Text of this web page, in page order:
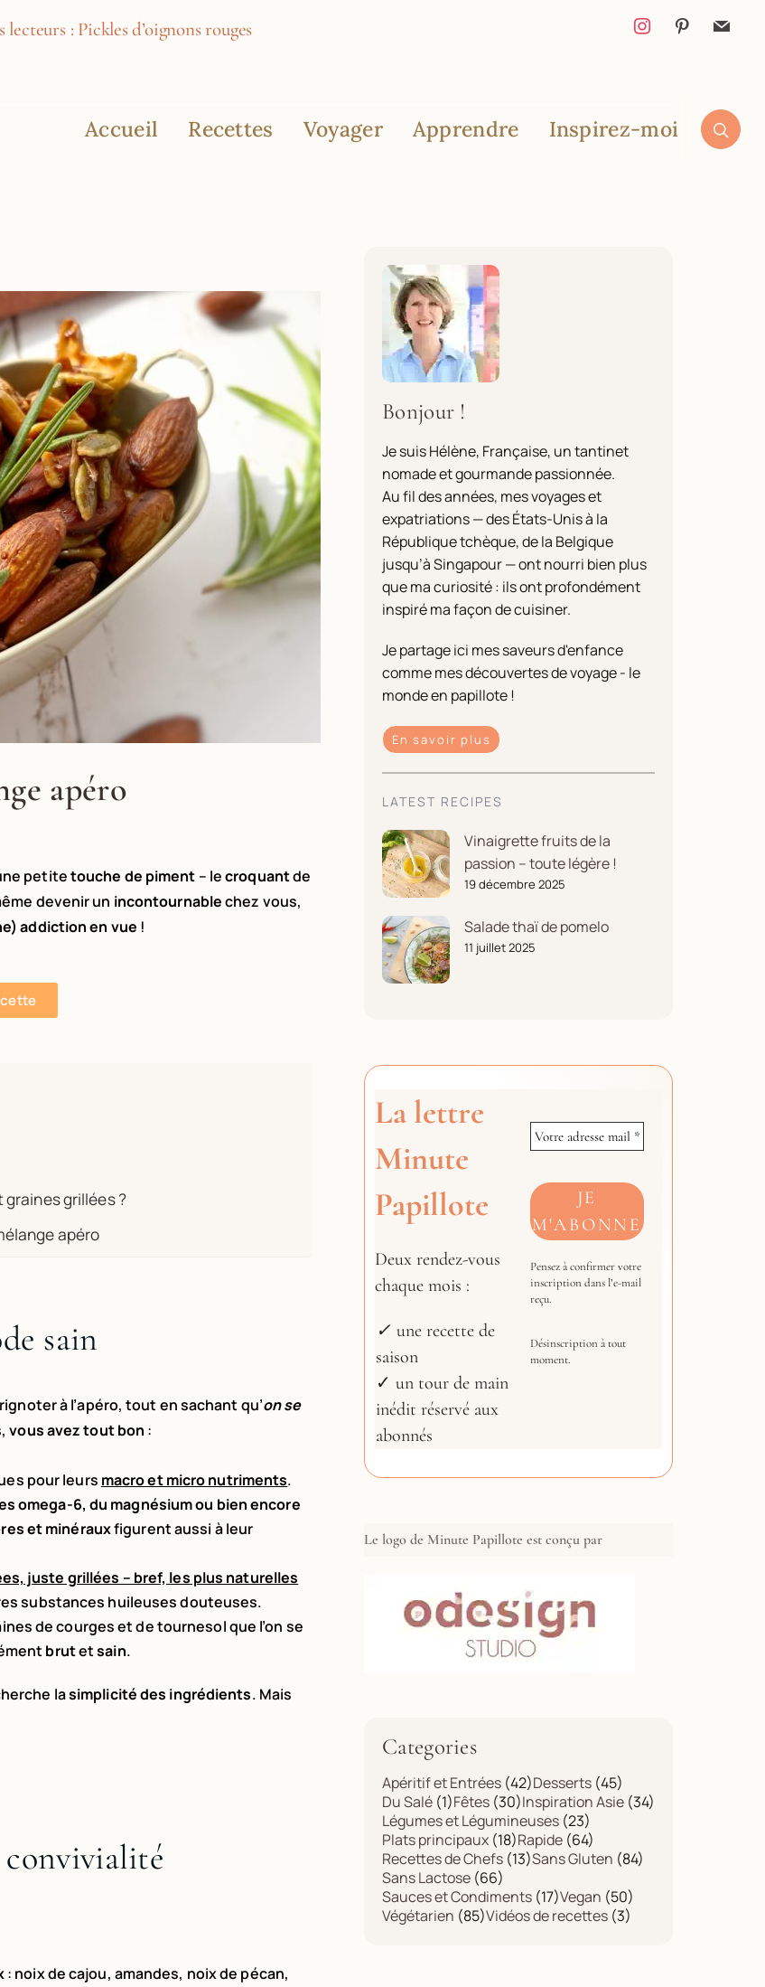
lecteurs : Pickles d’oignons rouges
Accueil Recettes Voyager Apprendre Inspirez-moi
apéro
petitetouche de piment – lecroquantde
devenir un incontournablechez vous,
addiction en vue !
grillées ?
apéro
sain
à l’apéro, tout en sachant qu’on se
vous avez tout bon :
pour leurs macro et micro nutriments.
omega-6, du magnésium ou bien encore
et minérauxfigurent aussi à leur
juste grillées – bref, les plus naturelles
substances huileuses douteuses.
de courges et de tournesol que l’on se
brutetsain.
lasimplicité des ingrédients. Mais
: noix de cajou, amandes, noix de pécan,
Bonjour !
Je suis Hélène, Française, un tantinet
nomade et gourmande passionnée.
Au fil des années, mes voyages et
expatriations — des États-Unis à la
République tchèque, de la Belgique
jusqu’à Singapour — ont nourri bien plus
que ma curiosité : ils ont profondément
inspiré ma façon de cuisiner.
Je partage ici mes saveurs d'enfance
comme mes découvertes de voyage - le
monde en papillote !
En savoir plus
LATEST RECIPES
Vinaigrette fruits de la
passion – toute légère !
19 décembre 2025
Salade thaï de pomelo
11 juillet 2025
La lettre
Minute
Papillote
Deux rendez-vous
chaque mois :
✓ une recette de
saison
✓ un tour de main
inédit réservé aux
abonnés
Pensez à confirmer votre
inscription dans l’e-mail
reçu.
Désinscription à tout
moment.
Le logo de Minute Papillote est conçu par
Categories
Apéritif et Entrées (42)Desserts (45)
Du Salé (1)Fêtes (30)Inspiration Asie (34)
Légumes et Légumineuses (23)
Plats principaux (18)Rapide (64)
Recettes de Chefs (13)Sans Gluten (84)
Sans Lactose (66)
Sauces et Condiments (17)Vegan (50)
Végétarien (85)Vidéos de recettes (3)